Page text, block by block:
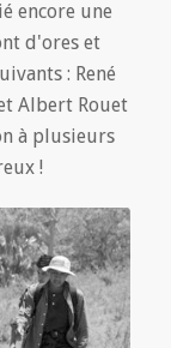
encore une
d'ores et
: René
Albert Rouet
à plusieurs
!